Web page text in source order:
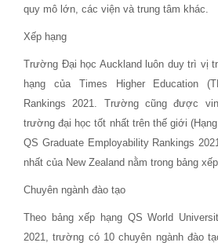
quy mô lớn, các viện và trung tâm khác.
Xếp hạng
Trường Đại học Auckland luôn duy trì vị
hạng của Times Higher Education
Rankings 2021. Trường cũng được
trường đại học tốt nhất trên thế giới
QS Graduate Employability Rankings
nhất của New Zealand nằm trong bảng
Chuyên ngành đào tạo
Theo bảng xếp hạng QS World
2021, trường có 10 chuyên ngành đào